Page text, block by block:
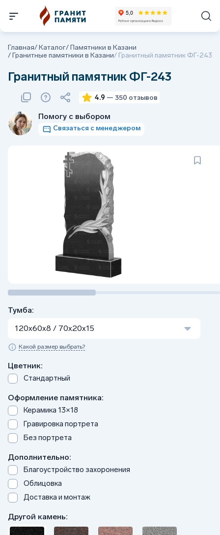
Главная/Каталог/Памятники в Казани
/Гранитные памятники в Казани/ Гранитный памятник ФГ-243
Гранитный памятник ФГ-243
4.9 — 350 отзывов
Помогу с выбором
Связаться с менеджером
Тумба:
120x60x8 / 70x20x15
Какой размер выбрать?
Цветник:
Стандартный
Оформление памятника:
Керамика 13×18
Гравировка портрета
Без портрета
Дополнительно:
Благоустройство захоронения
Облицовка
Доставка и монтаж
Другой камень: